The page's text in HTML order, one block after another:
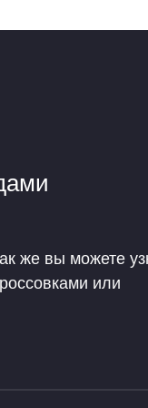
же вы можете
или